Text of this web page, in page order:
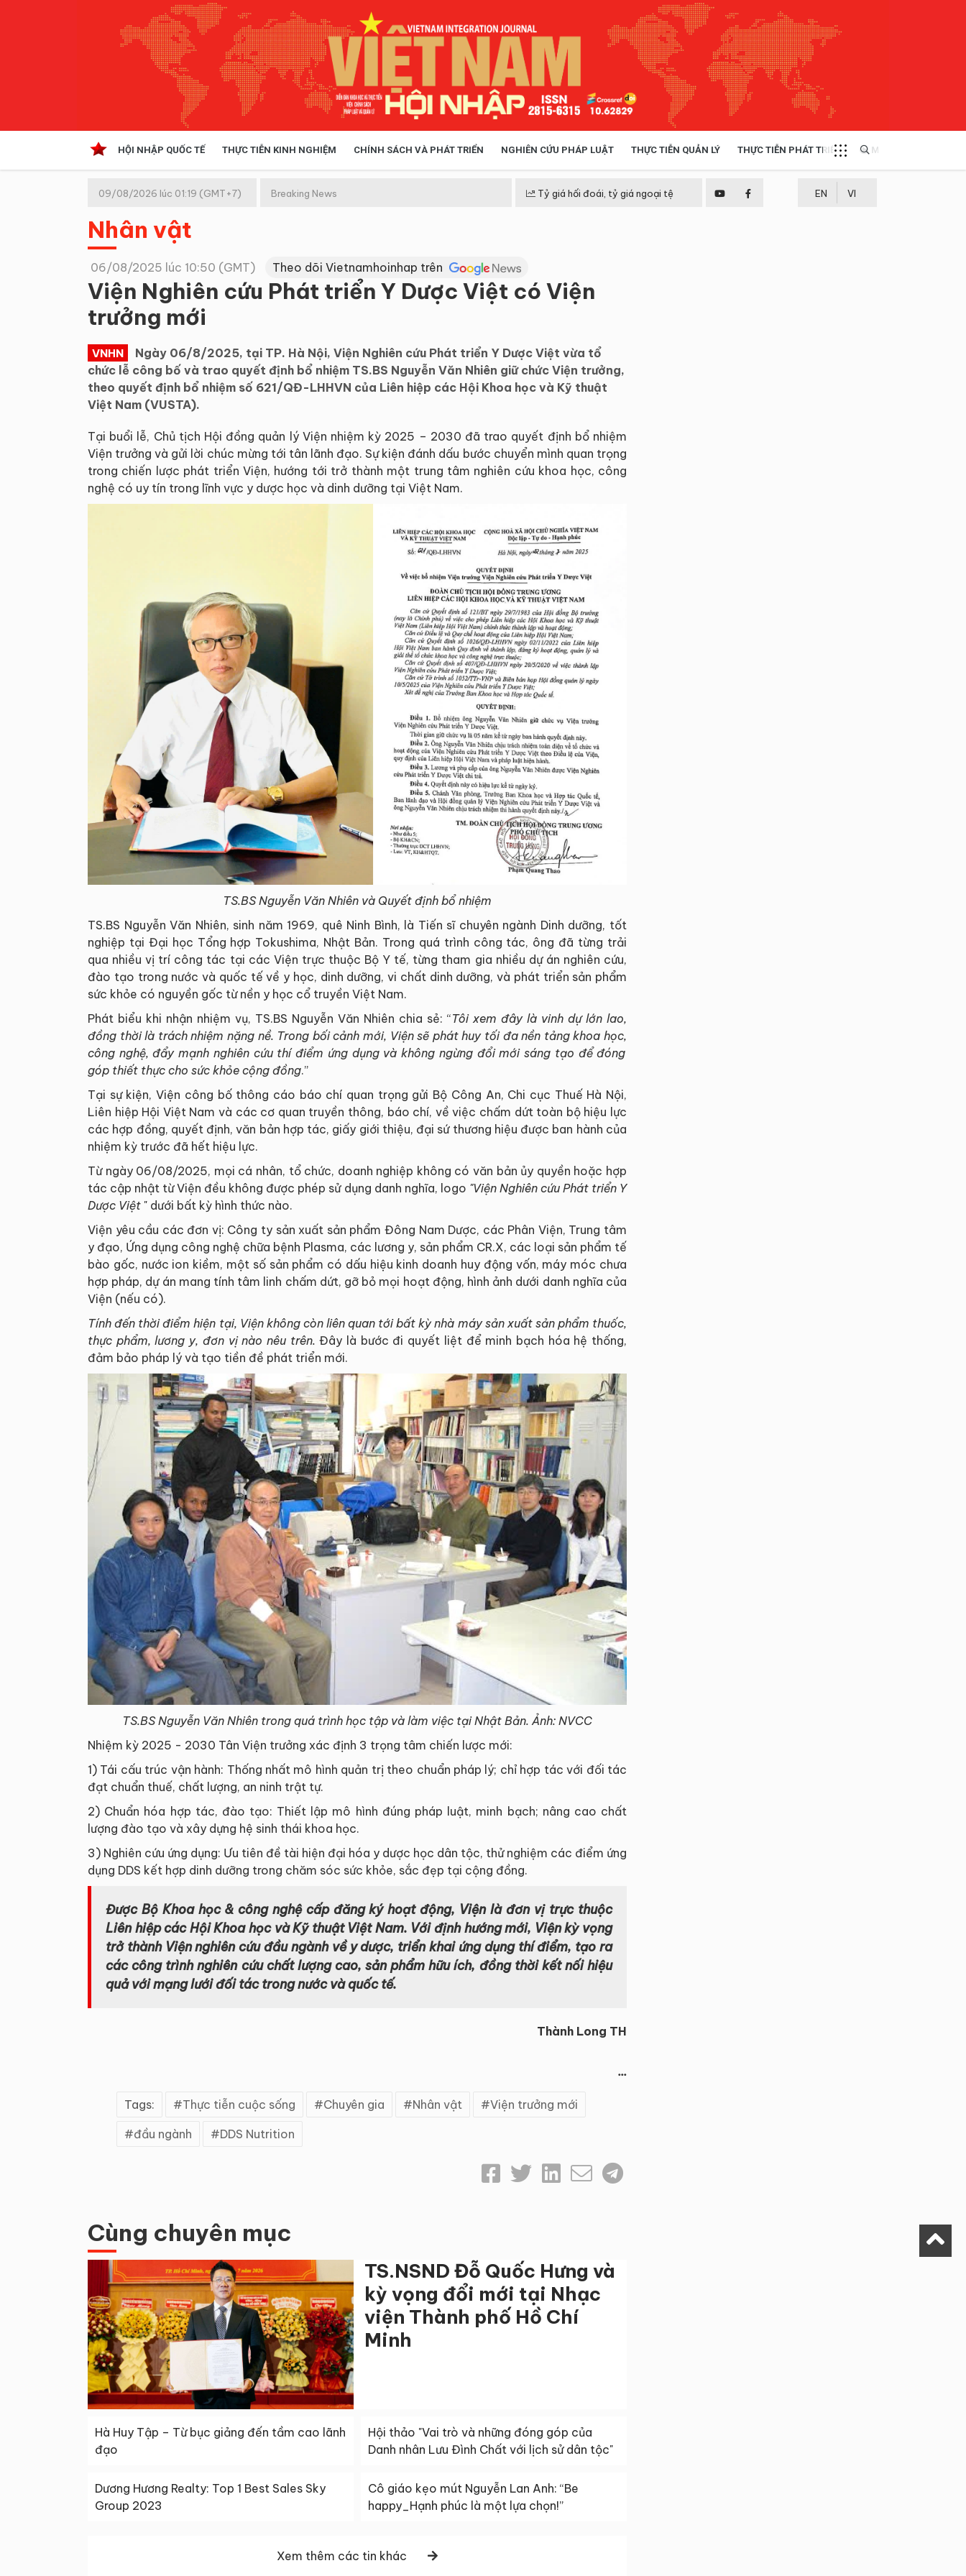
HỘI NHẬP QUỐC TẾ THỰC TIỄN KINH NGHIỆM CHÍNH SÁCH VÀ PHÁT TRIỂN NGHIÊN CỨU PHÁP LUẬT THỰC TIỄN QUẢN LÝ THỰC TIỄN PHÁT TRIỂN MULTIMEDIA
Kinh tế hội nhập
Doanh nghiệp
09/08/2026 lúc 01:19 (GMT+7) Breaking News Tỷ giá hối đoái, tỷ giá ngoại tệ EN VI
Nhân vật
06/08/2025 lúc 10:50 (GMT) Theo dõi Vietnamhoinhap trên
Viện Nghiên cứu Phát triển Y Dược Việt có Viện
trưởng mới
VNHN
Ngày 06/8/2025, tại TP. Hà Nội, Viện Nghiên cứu Phát triển Y Dược Việt vừa tổ
chức lễ công bố và trao quyết định bổ nhiệm TS.BS Nguyễn Văn Nhiên giữ chức Viện trưởng,
theo quyết định bổ nhiệm số 621/QĐ-LHHVN của Liên hiệp các Hội Khoa học và Kỹ thuật
Việt Nam (VUSTA).
Tại buổi lễ, Chủ tịch Hội đồng quản lý Viện nhiệm kỳ 2025 – 2030 đã trao quyết định bổ nhiệm
Viện trưởng và gửi lời chúc mừng tới tân lãnh đạo. Sự kiện đánh dấu bước chuyển mình quan trọng
trong chiến lược phát triển Viện, hướng tới trở thành một trung tâm nghiên cứu khoa học, công
nghệ có uy tín trong lĩnh vực y dược học và dinh dưỡng tại Việt Nam.
TS.BS Nguyễn Văn Nhiên và Quyết định bổ nhiệm
TS.BS Nguyễn Văn Nhiên, sinh năm 1969, quê Ninh Bình, là Tiến sĩ chuyên ngành Dinh dưỡng, tốt
nghiệp tại Đại học Tổng hợp Tokushima, Nhật Bản. Trong quá trình công tác, ông đã từng trải
qua nhiều vị trí công tác tại các Viện trực thuộc Bộ Y tế, từng tham gia nhiều dự án nghiên cứu,
đào tạo trong nước và quốc tế về y học, dinh dưỡng, vi chất dinh dưỡng, và phát triển sản phẩm
sức khỏe có nguyền gốc từ nền y học cổ truyền Việt Nam.
Phát biểu khi nhận nhiệm vụ, TS.BS Nguyễn Văn Nhiên chia sẻ: “Tôi xem đây là vinh dự lớn lao,
đồng thời là trách nhiệm nặng nề. Trong bối cảnh mới, Viện sẽ phát huy tối đa nền tảng khoa học,
công nghệ, đẩy mạnh nghiên cứuthí điểm ứng dụng và không ngừng đổi mới sáng tạo để đóng
góp thiết thực cho sức khỏe cộng đồng.”
Tại sự kiện, Viện công bố thông cáo báo chí quan trọng gửi Bộ Công An, Chi cục Thuế Hà Nội,
Liên hiệp Hội Việt Nam và các cơ quan truyền thông, báo chí, về việc chấm dứt toàn bộ hiệu lực
các hợp đồng, quyết định, văn bản hợp tác, giấy giới thiệu, đại sứ thương hiệu được ban hành của
nhiệm kỳ trước đã hết hiệu lực.
Từ ngày 06/08/2025, mọi cá nhân, tổ chức, doanh nghiệp không có văn bản ủy quyền hoặc hợp
tác cập nhật từ Viện đều không được phép sử dụng danh nghĩa, logo "Viện Nghiên cứu Phát triển Y
Dược Việt " dưới bất kỳ hình thức nào.
Viện yêu cầu các đơn vị: Công ty sản xuất sản phẩm Đông Nam Dược, các Phân Viện, Trung tâm
y đạo, Ứng dụng công nghệ chữa bệnh Plasma, các lương y, sản phẩm CR.X, các loại sản phẩm tế
bào gốc, nước ion kiềm, một số sản phẩm có dấu hiệu kinh doanh huy động vốn, máy móc chưa
hợp pháp, dự án mang tính tâm linh chấm dứt, gỡ bỏ mọi hoạt động, hình ảnh dưới danh nghĩa của
Viện (nếu có).
Tính đến thời điểm hiện tại, Viện không cònliên quan tới bất kỳ nhà máy sản xuất sản phẩm thuốc,
thực phẩm, lương y, đơn vị nào nêu trên. Đây là bước đi quyết liệt để minh bạch hóa hệ thống,
đảm bảo pháp lý và tạo tiền đề phát triển mới.
TS.BS Nguyễn Văn Nhiên trong quá trình học tập và làm việc tại Nhật Bản. Ảnh: NVCC
Nhiệm kỳ 2025 - 2030 Tân Viện trưởng xác định 3 trọng tâm chiến lược mới:
1) Tái cấu trúc vận hành: Thống nhất mô hình quản trị theo chuẩn pháp lý; chỉ hợp tác với đối tác
đạt chuẩn thuế, chất lượng, an ninh trật tự.
2) Chuẩn hóa hợp tác, đào tạo: Thiết lập mô hình đúng pháp luật, minh bạch; nâng cao chất
lượng đào tạo và xây dựng hệ sinh thái khoa học.
3) Nghiên cứu ứng dụng: Ưu tiên đề tài hiện đại hóa y dược học dân tộc, thử nghiệm các điểm ứng
dụng DDS kết hợp dinh dưỡng trong chăm sóc sức khỏe, sắc đẹp tại cộng đồng.
Được Bộ Khoa học & công nghệ cấp đăng ký hoạt động, Viện là đơn vị trực thuộc
Liên hiệp các Hội Khoa học và Kỹ thuật Việt Nam. Với định hướng mới, Viện kỳ vọng
trở thànhViện nghiên cứu đầu ngành về y dược, triển khai ứng dụng thíđiểm, tạo ra
các công trình nghiên cứu chất lượng cao, sản phẩm hữu ích, đồng thời kết nối hiệu
quả với mạng lưới đối tác trong nước và quốc tế.
Thành Long TH
...
Tags: Thực tiễn cuộc sống Chuyên gia Nhân vật Viện trưởng mới
đầu ngành DDS Nutrition
Cùng chuyên mục
TS.NSND Đỗ Quốc Hưng và
kỳ vọng đổi mới tại Nhạc
viện Thành phố Hồ Chí
Minh
Hà Huy Tập – Từ bục giảng đến tầm cao lãnh
đạo
Hội thảo "Vai trò và những đóng góp của
Danh nhân Lưu Đình Chất với lịch sử dân tộc"
Dương Hương Realty: Top 1 Best Sales Sky
Group 2023
Cô giáo kẹo mút Nguyễn Lan Anh: “Be
happy_Hạnh phúc là một lựa chọn!”
Xem thêm các tin khác